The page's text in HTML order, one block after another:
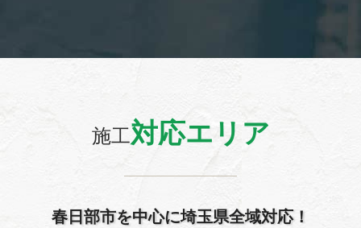
施工対応エリア
春日部市を中心に埼玉県全域対応！